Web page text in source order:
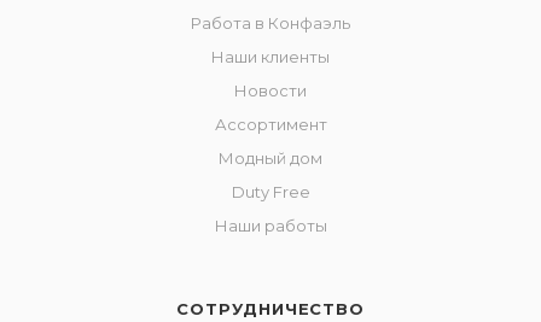
Работа в Конфаэль
Наши клиенты
Новости
Ассортимент
Модный дом
Duty Free
Наши работы
СОТРУДНИЧЕСТВО